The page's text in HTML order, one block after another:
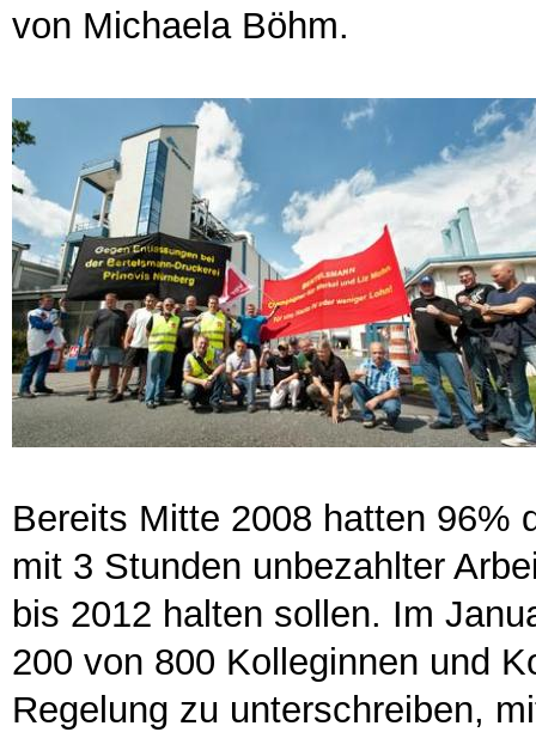
von Michaela Böhm.
Bereits Mitte 2008 hatten 96%
mit 3 Stunden unbezahlter
bis 2012 halten sollen. Im
200 von 800 Kolleginnen und
Regelung zu unterschreiben,